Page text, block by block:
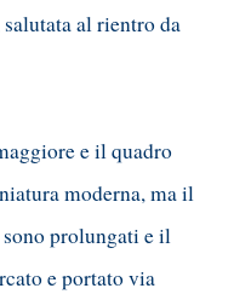
al rientro da
e il quadro
moderna, ma il
prolungati e il
e portato via